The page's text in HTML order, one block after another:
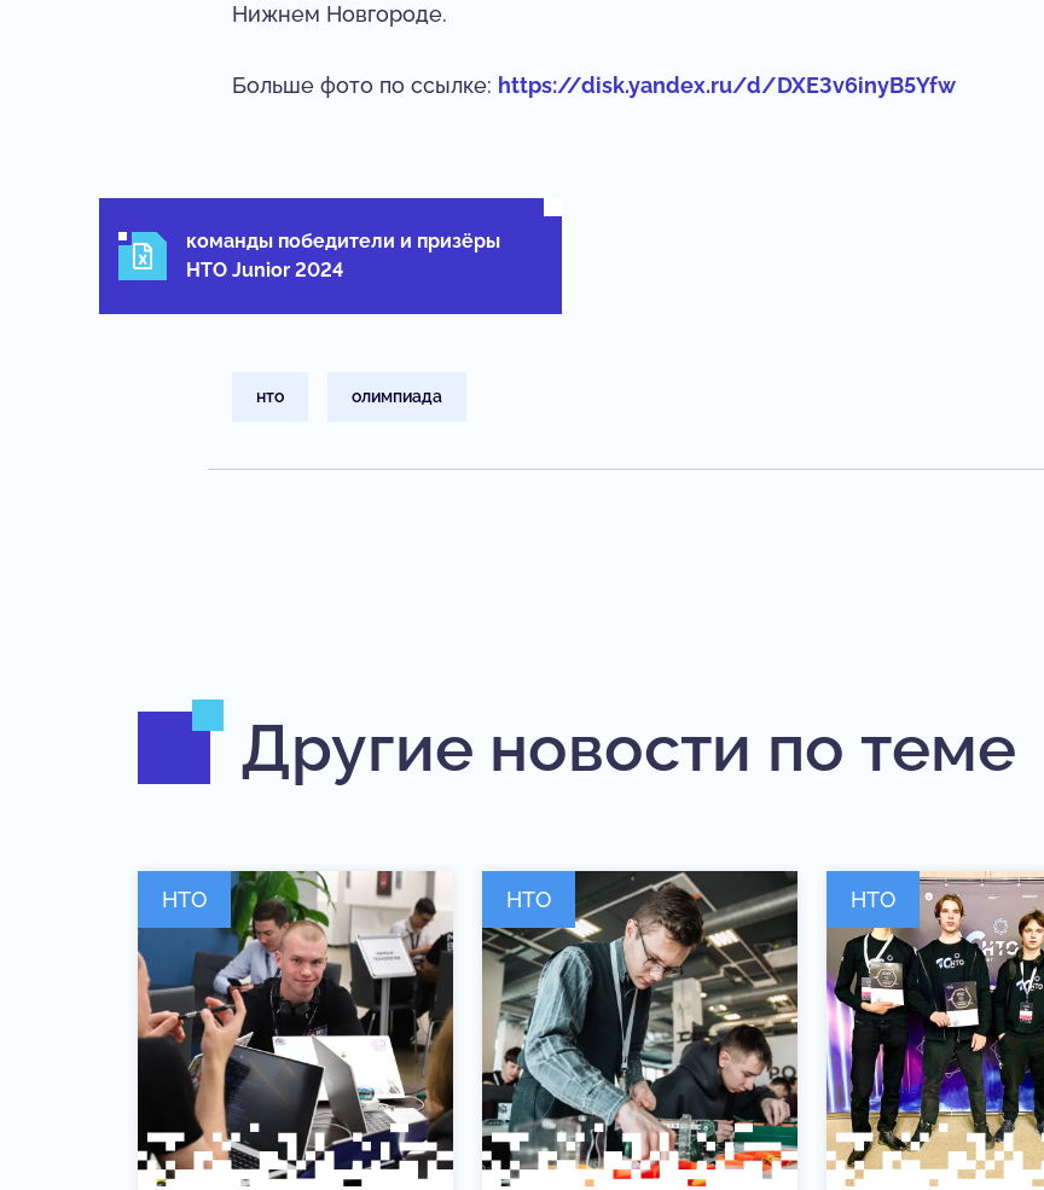
Нижнем Новгороде.
Больше фото по ссылке: https://disk.yandex.ru/d/DXE3v6inyB5Yfw
команды победители и призёры
НТО Junior 2024
нто олимпиада
Другие новости по теме
НТО НТО НТО